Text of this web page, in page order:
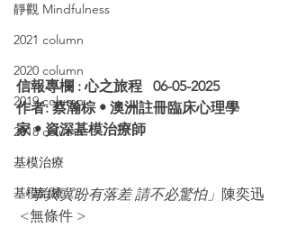
靜觀 Mindfulness
2021 column
2020 column
2019 column
2018 column
基模治療
基模治療
信報專欄 : 心之旅程   06-05-2025
作者: 蔡瀚棕 • 澳洲註冊臨床心理學
家 • 資深基模治療師
「事與冀盼有落差 請不必驚怕」 陳奕迅
<無條件 >